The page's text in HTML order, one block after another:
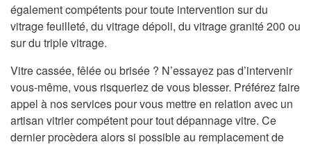
également compétents pour toute intervention sur du
vitrage feuilleté, du vitrage dépoli, du vitrage granité 200 ou
sur du triple vitrage.
Vitre cassée, fêlée ou brisée ? N’essayez pas d’intervenir
vous-même, vous risqueriez de vous blesser. Préférez faire
appel à nos services pour vous mettre en relation avec un
artisan vitrier compétent pour tout dépannage vitre. Ce
dernier procèdera alors si possible au remplacement de